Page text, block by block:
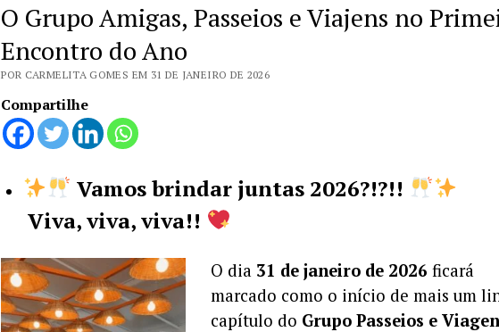
O Grupo Amigas, Passeios e Viajens no
Encontro do Ano
POR CARMELITA GOMES EM 31 DE JANEIRO DE 2026
Compartilhe
Vamos brindar juntas 2026?!?!!
Viva, viva, viva!!
O dia 31 de janeiro de 2026 ficará
marcado como o início de mais um
capítulo do Grupo Passeios e